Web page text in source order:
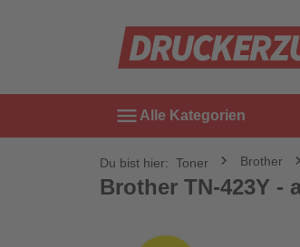
menu Alle Kategorien
Du bist hier: Toner Brother
Brother TN-423Y -